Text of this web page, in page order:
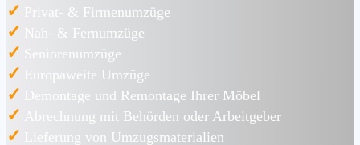
✓ Privat- & Firmenumzüge
✓ Nah- & Fernumzüge
✓ Seniorenumzüge
✓ Europaweite Umzüge
✓ Demontage und Remontage Ihrer Möbel
✓ Abrechnung mit Behörden oder Arbeitgeber
✓ Lieferung von Umzugsmaterialien